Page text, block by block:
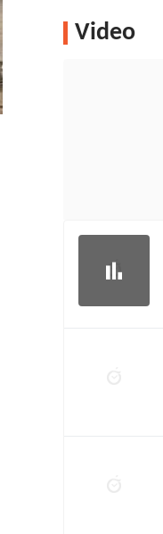
Video